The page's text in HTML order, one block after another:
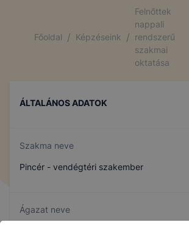
Főoldal / Képzéseink /
Felnőttek
nappali
rendszerű
szakmai
oktatása
ÁLTALÁNOS ADATOK
Szakma neve
Pincér - vendégtéri szakember
Ágazat neve